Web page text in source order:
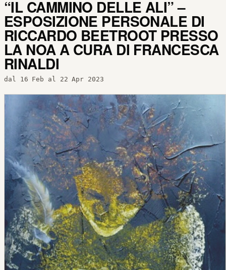
“IL CAMMINO DELLE ALI” –
ESPOSIZIONE PERSONALE DI
RICCARDO BEETROOT PRESSO
LA NOA A CURA DI FRANCESCA
RINALDI
dal 16 Feb al 22 Apr 2023